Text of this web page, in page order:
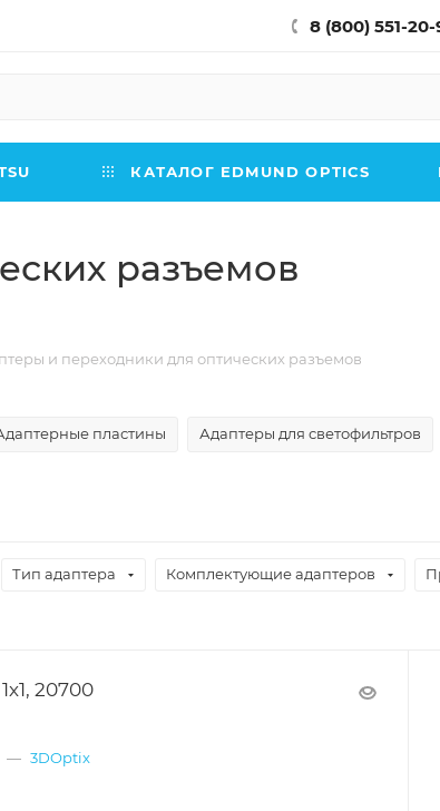
8 (800) 551-20-
КАТАЛОГ EDMUND OPTICS
разъемов
и переходники для оптических разъемов
пластины Адаптеры для светофильтров
Тип адаптера Комплектующие адаптеров
20700
— 3DOptix